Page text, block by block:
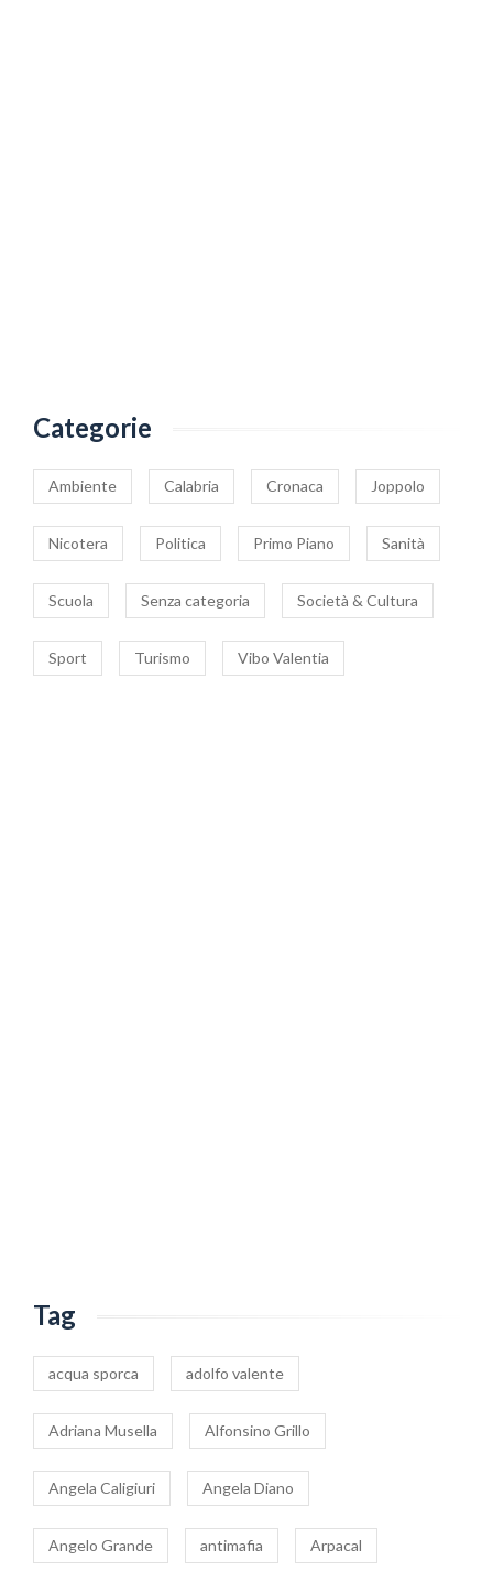
Categorie
Ambiente Calabria Cronaca Joppolo
Nicotera Politica Primo Piano Sanità
Scuola Senza categoria Società & Cultura
Sport Turismo Vibo Valentia
Tag
acqua sporca adolfo valente
Adriana Musella Alfonsino Grillo
Angela Caligiuri Angela Diano
Angelo Grande antimafia Arpacal